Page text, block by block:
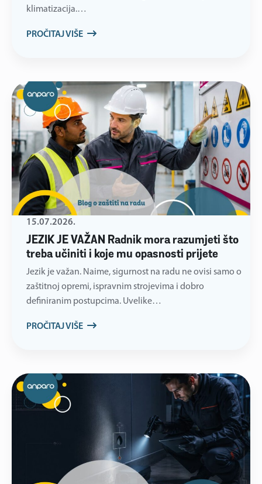
klimatizacija.…
PROČITAJ VIŠE
JEZIK JE VAŽAN Radnik mora razumjeti što
treba učiniti i koje mu opasnosti prijete
15.07.2026.
Jezik je važan. Naime, sigurnost na radu ne ovisi samo o
zaštitnoj opremi, ispravnim strojevima i dobro
definiranim postupcima. Uvelike…
PROČITAJ VIŠE